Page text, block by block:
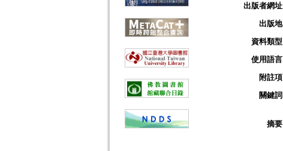
出版者網址
出版地
資料類型
使用語言
附註項
關鍵詞
摘要